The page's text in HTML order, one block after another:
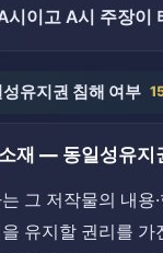
시이고 A시 주장이
성유지권 침해 여부
재 — 동일성유지
그 저작물의 내용
유지할 권리를 가